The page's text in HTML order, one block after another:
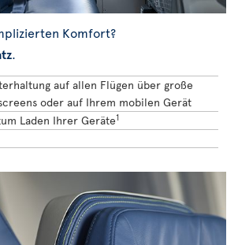
Komfort?
.
auf allen Flügen über große
oder auf Ihrem mobilen Gerät
Laden Ihrer Geräte1